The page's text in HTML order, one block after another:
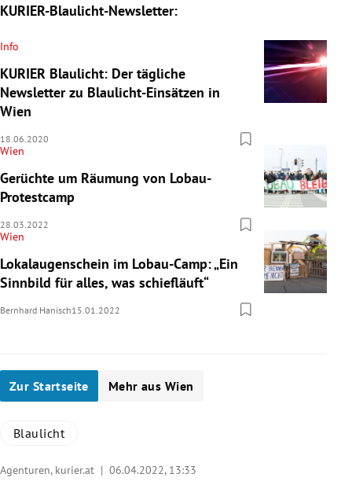
KURIER-Blaulicht-Newsletter:
Info
KURIER Blaulicht: Der tägliche
Newsletter zu Blaulicht-Einsätzen in
Wien
18.06.2020
Wien
Gerüchte um Räumung von Lobau-
Protestcamp
28.03.2022
Wien
Lokalaugenschein im Lobau-Camp: „Ein
Sinnbild für alles, was schiefläuft“
Bernhard Hanisch15.01.2022
Zur Startseite Mehr aus Wien
Blaulicht
Agenturen, kurier.at | 06.04.2022, 13:33